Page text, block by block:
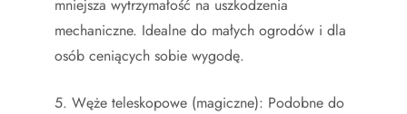
mniejsza wytrzymałość na uszkodzenia
mechaniczne. Idealne do małych ogrodów i dla
osób ceniących sobie wygodę.
5. Węże teleskopowe (magiczne): Podobne do